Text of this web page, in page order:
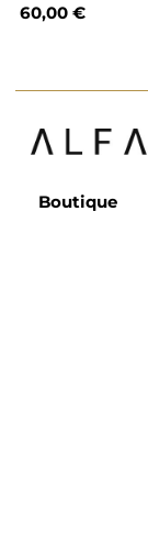
60,00 €
Boutique